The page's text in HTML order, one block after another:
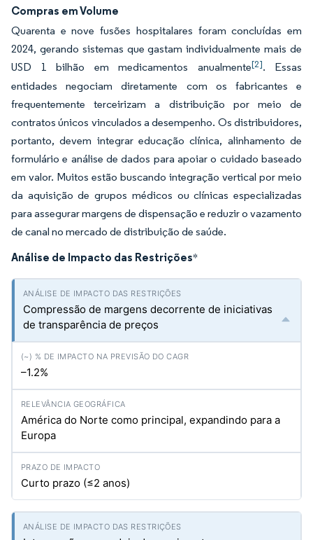
Compras em Volume
Quarenta e nove fusões hospitalares foram concluídas em
2024, gerando sistemas que gastam individualmente mais de
USD 1 bilhão em medicamentos anualmente[2]. Essas
entidades negociam diretamente com os fabricantes e
frequentemente terceirizam a distribuição por meio de
contratos únicos vinculados a desempenho. Os distribuidores,
portanto, devem integrar educação clínica, alinhamento de
formulário e análise de dados para apoiar o cuidado baseado
em valor. Muitos estão buscando integração vertical por meio
da aquisição de grupos médicos ou clínicas especializadas
para assegurar margens de dispensação e reduzir o vazamento
de canal no mercado de distribuição de saúde.
Análise de Impacto das Restrições*
Compressão de margens decorrente de iniciativas
de transparência de preços
–1.2%
América do Norte como principal, expandindo para a
Europa
Curto prazo (≤2 anos)